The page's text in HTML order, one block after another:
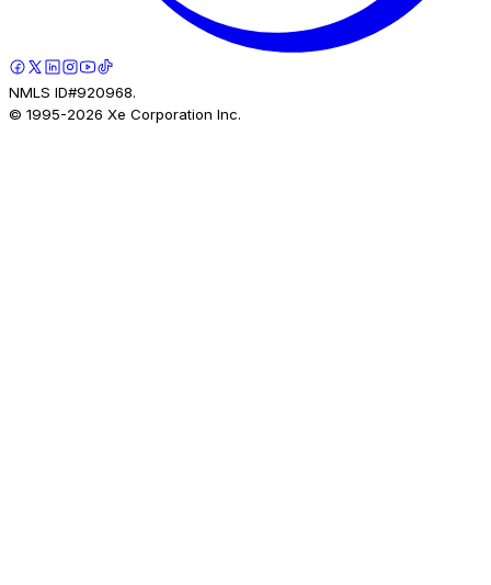
NMLS ID#920968.
© 1995-2026 Xe Corporation Inc.